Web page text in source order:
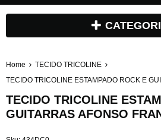
Home
TECIDO TRICOLINE
TECIDO TRICOLINE ESTAMPADO ROCK E
TECIDO TRICOLINE
GUITARRAS AFONSO